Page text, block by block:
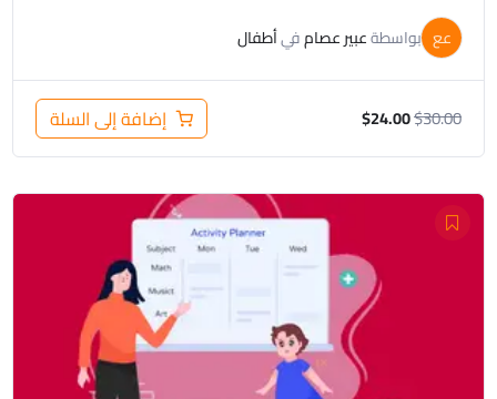
عع بواسطةعبير عصامفيأطفال
$30.00
$24.00 إضافة إلى السلة
الحالي
هو:
$19.00.